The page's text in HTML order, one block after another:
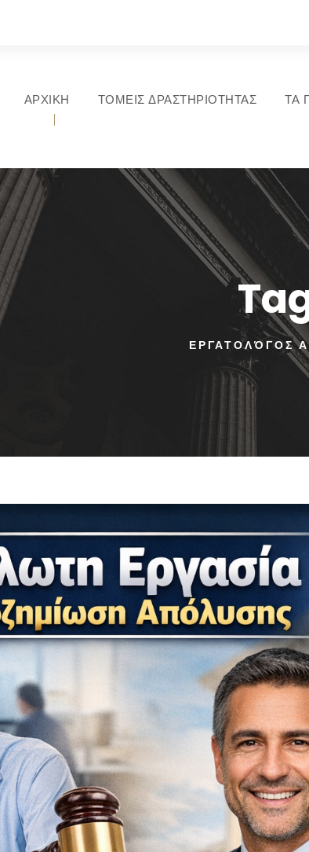
ΑΡΧΙΚΗ ΤΟΜΕΙΣ ΔΡΑΣΤΗΡΙΟΤΗΤΑΣ ΤΑ
ΕΡΓΑΤΟΛΌΓΟΣ